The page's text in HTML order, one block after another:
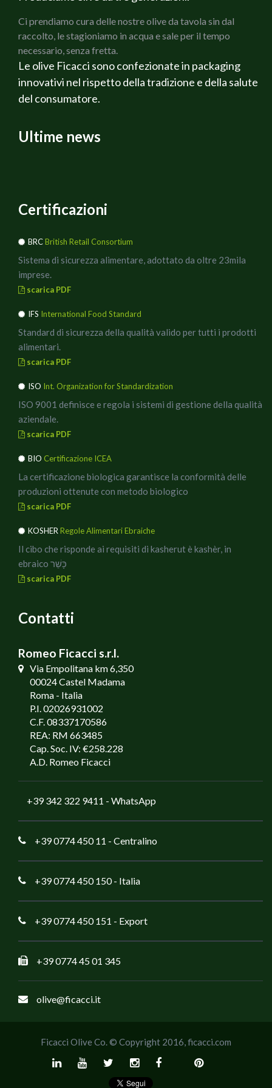
Ci prendiamo cura delle nostre olive da tavola sin dal
raccolto, le stagioniamo in acqua e sale per il tempo
necessario, senza fretta.
Le olive Ficacci sono confezionate in packaging
innovativi nel rispetto della tradizione e della salute
del consumatore.
Ultime news
Certificazioni
BRCBritish Retail Consortium
Sistema di sicurezza alimentare, adottato da oltre 23mila
imprese.
scarica PDF
IFS International Food Standard
Standard di sicurezza della qualità valido per tutti i prodotti
alimentari.
scarica PDF
ISO Int. Organization for Standardization
ISO 9001 definisce e regola i sistemi di gestione della qualità
aziendale.
scarica PDF
BIO Certificazione ICEA
La certificazione biologica garantisce la conformità delle
produzioni ottenute con metodo biologico
scarica PDF
KOSHER Regole Alimentari Ebraiche
Il cibo che risponde ai requisiti di kasherut è kashèr, in
ebraico כָּשֵׁר
scarica PDF
Contatti
Romeo Ficacci s.r.l.
Via Empolitana km 6,350
00024 Castel Madama
Roma - Italia
P.I. 02026931002
C.F. 08337170586
REA: RM 663485
Cap. Soc. IV: €258.228
A.D. Romeo Ficacci
+39 342 322 9411 - WhatsApp
+39 0774 450 11 - Centralino
+39 0774 450 150- Italia
+39 0774 450 151 - Export
+39 0774 45 01 345
olive@ficacci.it
Ficacci Olive Co. © Copyright 2016, ficacci.com